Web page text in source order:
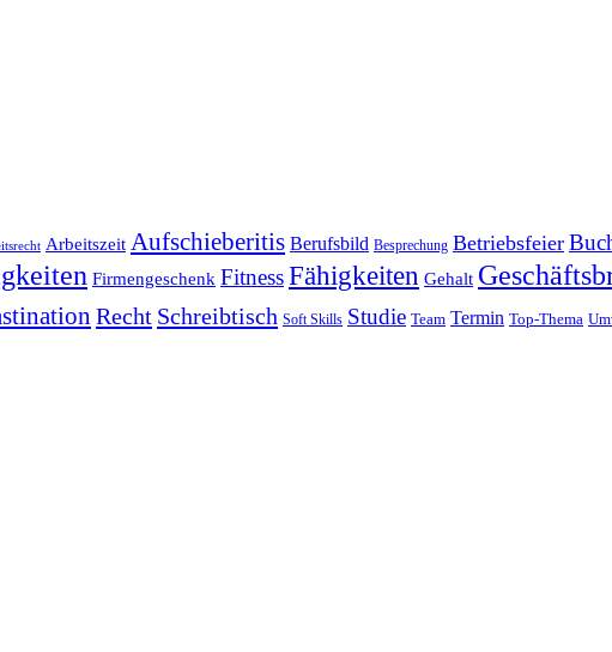
Arbeitszeit Aufschieberitis Berufsbild Besprechung Betriebsfeier
Firmengeschenk FitnessFähigkeiten Gehalt
Recht Schreibtisch Soft Skills Studie Team Termin Top-Thema